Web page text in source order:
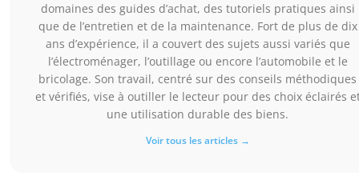
domaines des guides d’achat, des tutoriels pratiques ainsi
que de l’entretien et de la maintenance. Fort de plus de dix
ans d’expérience, il a couvert des sujets aussi variés que
l’électroménager, l’outillage ou encore l’automobile et le
bricolage. Son travail, centré sur des conseils méthodiques
et vérifiés, vise à outiller le lecteur pour des choix éclairés
une utilisation durable des biens.
Voir tous les articles →